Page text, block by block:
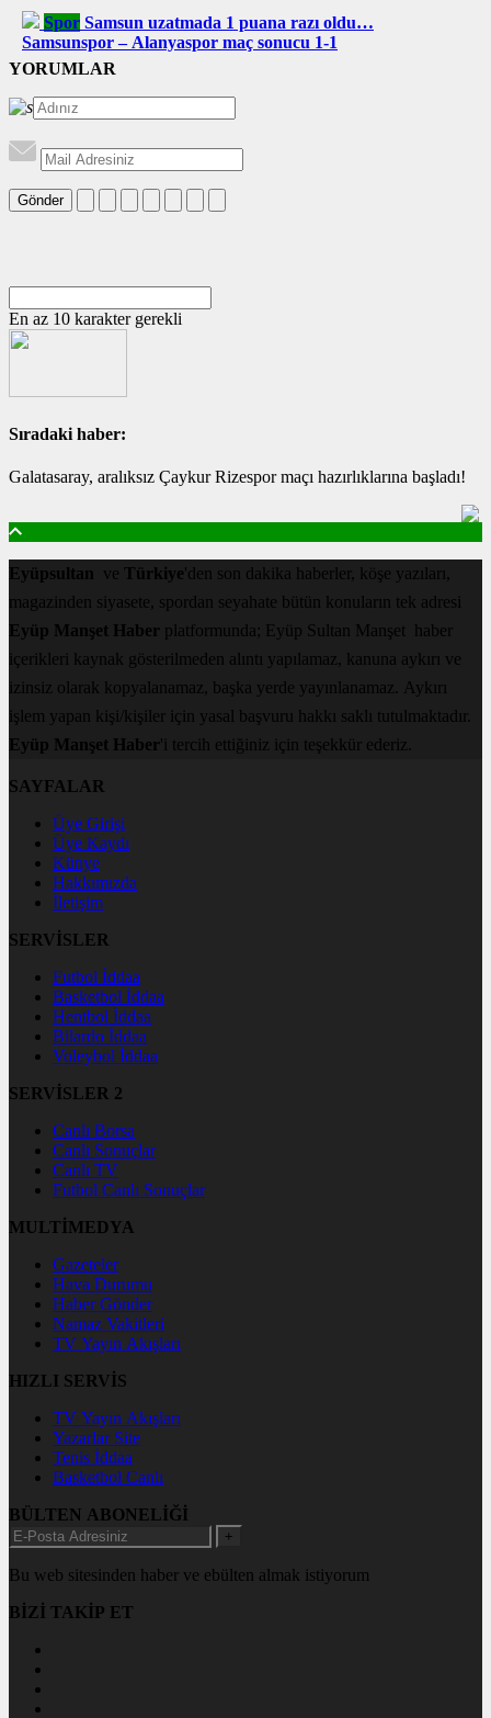
Spor Samsun uzatmada 1 puana razı oldu…
Samsunspor – Alanyaspor maç sonucu 1-1
YORUMLAR
Gönder
En az 10 karakter gerekli
Sıradaki haber:
Galatasaray, aralıksız Çaykur Rizespor maçı hazırlıklarına başladı!
Eyüpsultan ve Türkiye'den son dakika haberler, köşe yazıları,
magazinden siyasete, spordan seyahate bütün konuların tek adresi
Eyüp Manşet Haber platformunda; Eyüp Sultan Manşet haber
içerikleri kaynak gösterilmeden alıntı yapılamaz, kanuna aykırı ve
izinsiz olarak kopyalanamaz, başka yerde yayınlanamaz. Aykırı
işlem yapan kişi/kişiler için yasal başvuru hakkı saklı tutulmaktadır.
Eyüp Manşet Haber'i tercih ettiğiniz için teşekkür ederiz.
SAYFALAR
Üye Girişi
Üye Kaydı
Künye
Hakkımızda
İletişim
SERVİSLER
Futbol İddaa
Basketbol İddaa
Hentbol İddaa
Bilardo İddaa
Voleybol İddaa
SERVİSLER 2
Canlı Borsa
Canlı Sonuçlar
Canlı TV
Futbol Canlı Sonuçlar
MULTİMEDYA
Gazeteler
Hava Durumu
Haber Gönder
Namaz Vakitleri
TV Yayın Akışları
HIZLI SERVİS
TV Yayın Akışları
Yazarlar Site
Tenis İddaa
Basketbol Canlı
BÜLTEN ABONELİĞİ
+
Bu web sitesinden haber ve ebülten almak istiyorum
BİZİ TAKİP ET